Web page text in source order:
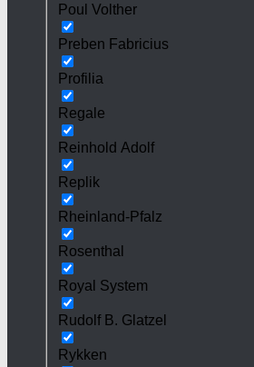
Poul Volther
Preben Fabricius
Profilia
Regale
Reinhold Adolf
Replik
Rheinland-Pfalz
Rosenthal
Royal System
Rudolf B. Glatzel
Rykken